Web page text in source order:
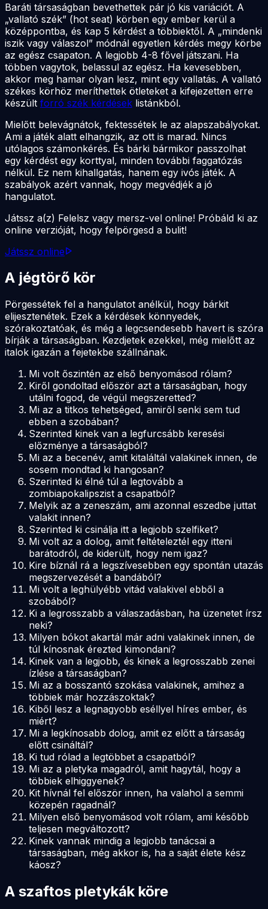
Baráti társaságban bevethettek pár jó kis variációt. A
„vallató szék” (hot seat) körben egy ember kerül a
középpontba, és kap 5 kérdést a többiektől. A „mindenki
iszik vagy válaszol” módnál egyetlen kérdés megy körbe
az egész csapaton. A legjobb 4-8 fővel játszani. Ha
többen vagytok, belassul az egész. Ha kevesebben,
akkor meg hamar olyan lesz, mint egy vallatás. A vallató
székes körhöz meríthettek ötleteket a kifejezetten erre
készült forró szék kérdések listánkból.
Mielőtt belevágnátok, fektessétek le az alapszabályokat.
Ami a játék alatt elhangzik, az ott is marad. Nincs
utólagos számonkérés. És bárki bármikor passzolhat
egy kérdést egy korttyal, minden további faggatózás
nélkül. Ez nem kihallgatás, hanem egy ivós játék. A
szabályok azért vannak, hogy megvédjék a jó
hangulatot.
Játssz a(z) Felelsz vagy mersz-vel online! Próbáld ki az
online verzióját, hogy felpörgesd a bulit!
Játssz online
A jégtörő kör
Pörgessétek fel a hangulatot anélkül, hogy bárkit
elijesztenétek. Ezek a kérdések könnyedek,
szórakoztatóak, és még a legcsendesebb havert is szóra
bírják a társaságban. Kezdjetek ezekkel, még mielőtt az
italok igazán a fejetekbe szállnának.
Mi volt őszintén az első benyomásod rólam?
Kiről gondoltad először azt a társaságban, hogy
utálni fogod, de végül megszeretted?
Mi az a titkos tehetséged, amiről senki sem tud
ebben a szobában?
Szerinted kinek van a legfurcsább keresési
előzménye a társaságból?
Mi az a becenév, amit kitaláltál valakinek innen, de
sosem mondtad ki hangosan?
Szerinted ki élné túl a legtovább a
zombiapokalipszist a csapatból?
Melyik az a zeneszám, ami azonnal eszedbe juttat
valakit innen?
Szerinted ki csinálja itt a legjobb szelfiket?
Mi volt az a dolog, amit feltételeztél egy itteni
barátodról, de kiderült, hogy nem igaz?
Kire bíznál rá a legszívesebben egy spontán utazás
megszervezését a bandából?
Mi volt a leghülyébb vitád valakivel ebből a
szobából?
Ki a legrosszabb a válaszadásban, ha üzenetet írsz
neki?
Milyen bókot akartál már adni valakinek innen, de
túl kínosnak érezted kimondani?
Kinek van a legjobb, és kinek a legrosszabb zenei
ízlése a társaságban?
Mi az a bosszantó szokása valakinek, amihez a
többiek már hozzászoktak?
Kiből lesz a legnagyobb eséllyel híres ember, és
miért?
Mi a legkínosabb dolog, amit ez előtt a társaság
előtt csináltál?
Ki tud rólad a legtöbbet a csapatból?
Mi az a pletyka magadról, amit hagytál, hogy a
többiek elhiggyenek?
Kit hívnál fel először innen, ha valahol a semmi
közepén ragadnál?
Milyen első benyomásod volt rólam, ami később
teljesen megváltozott?
Kinek vannak mindig a legjobb tanácsai a
társaságban, még akkor is, ha a saját élete kész
káosz?
A szaftos pletykák köre